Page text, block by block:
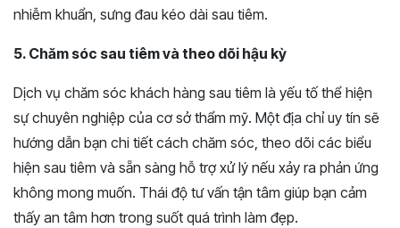
nhiễm khuẩn, sưng đau kéo dài sau tiêm.
5. Chăm sóc sau tiêm và theo dõi hậu kỳ
Dịch vụ chăm sóc khách hàng sau tiêm là yếu tố thể hiện
sự chuyên nghiệp của cơ sở thẩm mỹ. Một địa chỉ uy tín sẽ
hướng dẫn bạn chi tiết cách chăm sóc, theo dõi các biểu
hiện sau tiêm và sẵn sàng hỗ trợ xử lý nếu xảy ra phản ứng
không mong muốn. Thái độ tư vấn tận tâm giúp bạn cảm
thấy an tâm hơn trong suốt quá trình làm đẹp.